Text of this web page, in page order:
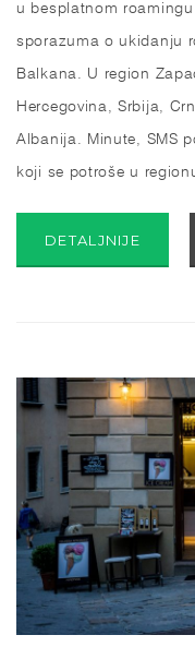
u besplatnom
sporazuma o ukidanju
Balkana. U region
Hercegovina, Srbija,
Albanija. Minute, SMS
koji se potroše u
DETALJNIJE